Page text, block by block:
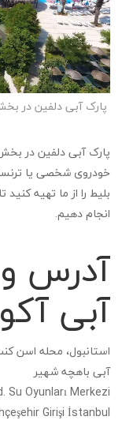
پارک آبی دلفین در
پارک آبی دلفین در بخش
خودروی شخصی یا
بلیط را از ما تهیه
انجام دهیم.
آدرس
آبی
استانبول، محله اسن
آبی باهچه شهیر
Su Oyunları Merkezi
Girişi İstanbul